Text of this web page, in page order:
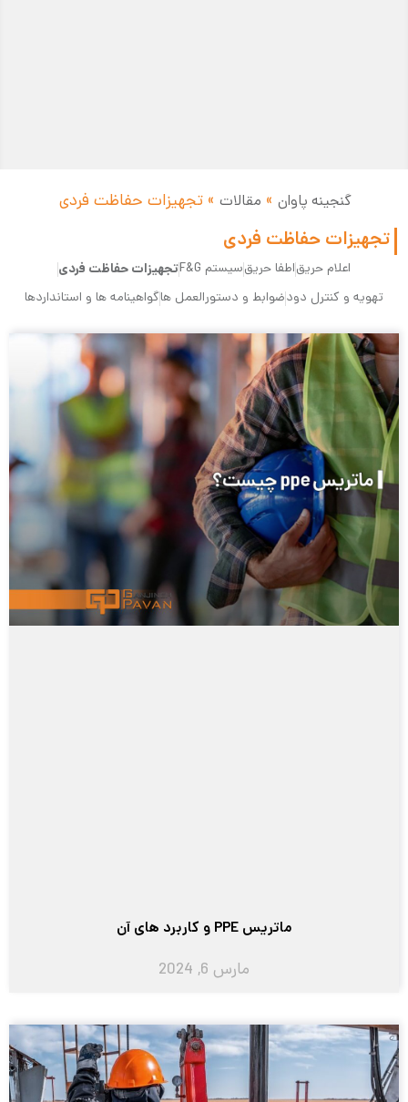
گنجینه پاوان» مقالات» تجهیزات حفاظت فردی
تجهیزات حفاظت فردی
اعلام حریقاطفا حریقسیستم F&G تجهیزات حفاظت فردی
تهویه و کنترل دودضوابط و دستورالعمل هاگواهینامه ها و استانداردها
ماتریس PPE و کاربرد های آن
مارس 6, 2024